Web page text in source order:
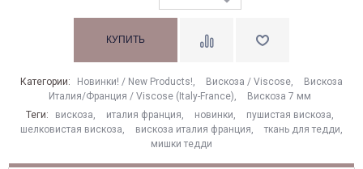
Категории: Новинки! / New Products!, Вискоза / Viscose,
Вискоза
Италия/Франция / Viscose (Italy-France),
Вискоза 7 мм
Теги:
вискоза, италия франция, новинки, пушистая вискоза,
шелковистая вискоза, вискоза италия франция, ткань для тедди,
мишки тедди